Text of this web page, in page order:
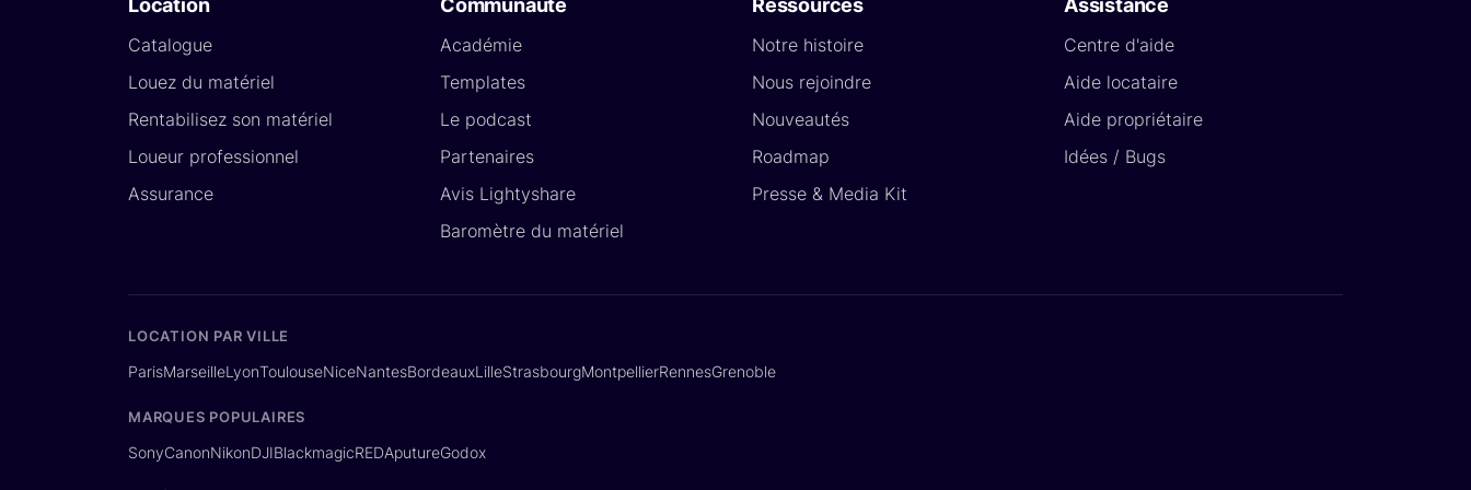
Location
Catalogue
Louez du matériel
Rentabilisez son matériel
Loueur professionnel
Assurance
Communauté
Académie
Templates
Le podcast
Partenaires
Avis Lightyshare
Baromètre du matériel
Ressources
Notre histoire
Nous rejoindre
Nouveautés
Roadmap
Presse & Media Kit
Assistance
Centre d'aide
Aide locataire
Aide propriétaire
Idées / Bugs
LOCATION PAR VILLE
ParisMarseilleLyonToulouseNiceNantesBordeauxLilleStrasbourgMontpellierRennesGrenoble
MARQUES POPULAIRES
SonyCanonNikonDJIBlackmagicREDAputureGodox